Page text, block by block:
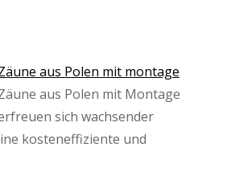
aus Polen mit montage
aus Polen mit Montage
sich wachsender
kosteneffiziente und